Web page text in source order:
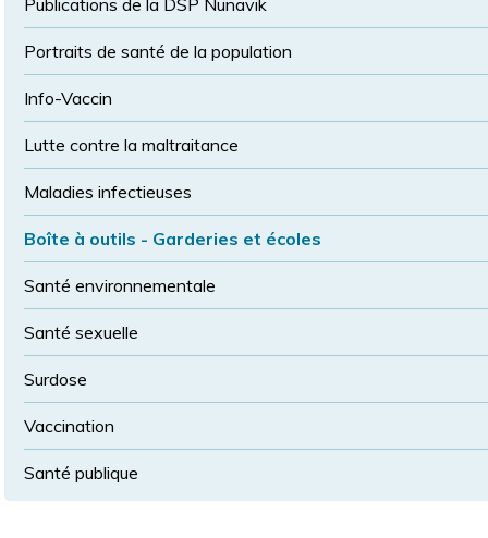
Publications de la DSP Nunavik
Portraits de santé de la population
Info-Vaccin
Lutte contre la maltraitance
Maladies infectieuses
Boîte à outils - Garderies et écoles
Santé environnementale
Santé sexuelle
Surdose
Vaccination
Santé publique